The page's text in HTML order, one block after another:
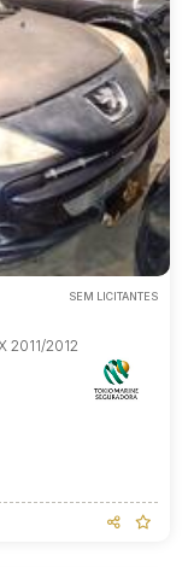
SEM LICITANTES
2011/2012